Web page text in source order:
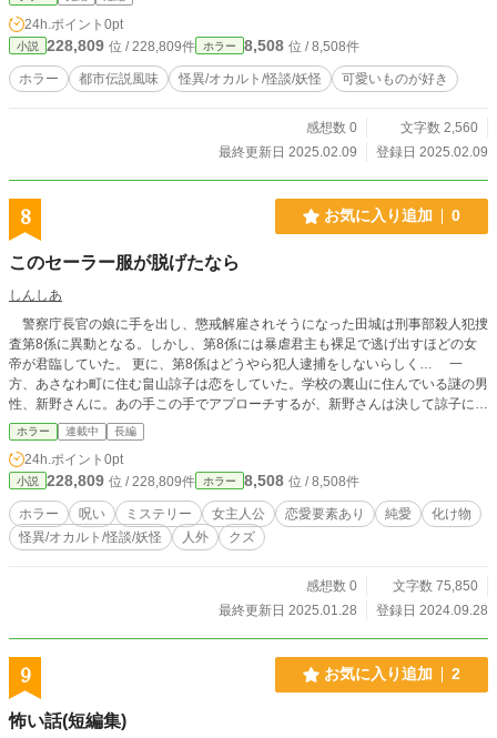
24h.ポイント 0pt
小説 228,809 位 / 228,809件 ホラー 8,508 位 / 8,508件
ホラー 都市伝説風味 怪異/オカルト/怪談/妖怪 可愛いものが好き
感想数 0
文字数 2,560
最終更新日 2025.02.09
登録日 2025.02.09
8 お気に入り追加 0
このセーラー服が脱げたなら
しんしあ
警察庁長官の娘に手を出し、懲戒解雇されそうになった田城は刑事部殺人犯捜
査第8係に異動となる。しかし、第8係には暴虐君主も裸足で逃げ出すほどの女
帝が君臨していた。 更に、第8係はどうやら犯人逮捕をしないらしく… 一
方、あさなわ町に住む畠山諒子は恋をしていた。学校の裏山に住んでいる謎の男
性、新野さんに。あの手この手でアプローチするが、新野さんは決して諒子に手
を出してはくれない。それは諒子が着ているセーラー服が全てを物語っていた。
２つの歯車が重なりあった時、物語は動き出す。 ※不定期更新 ※この物語は話
が進むほどホラー表現、残酷描写が強くなっていきます。苦手な方はご注意下さ
い。
ホラー 連載中 長編
24h.ポイント 0pt
小説 228,809 位 / 228,809件 ホラー 8,508 位 / 8,508件
ホラー 呪い ミステリー 女主人公 恋愛要素あり 純愛
化け物
怪異/オカルト/怪談/妖怪
人外 クズ
感想数 0
文字数 75,850
最終更新日 2025.01.28
登録日 2024.09.28
9 お気に入り追加 2
怖い話(短編集)